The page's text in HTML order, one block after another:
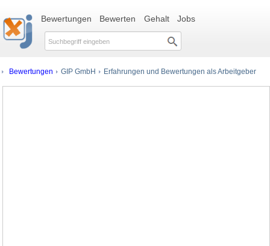
Bewertungen Bewerten Gehalt Jobs
Bewertungen GIP GmbH Erfahrungen und Bewertungen als Arbeitgeber